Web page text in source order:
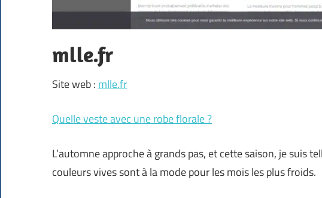
mlle.fr
Site web : mlle.fr
Quelle veste avec une robe florale ?
L’automne approche à grands pas, et cette saison, je suis
couleurs vives sont à la mode pour les mois les plus froids.